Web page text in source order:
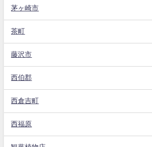
茅ヶ崎市
茶町
藤沢市
西伯郡
西倉吉町
西福原